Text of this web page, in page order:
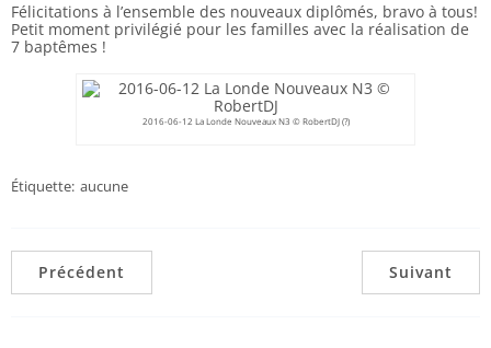
Félicitations à l’ensemble des nouveaux diplômés, bravo à tous!
Petit moment privilégié pour les familles avec la réalisation de
7 baptêmes !
2016-06-12 La Londe Nouveaux N3 © RobertDJ (?)
Étiquette: aucune
Précédent Suivant